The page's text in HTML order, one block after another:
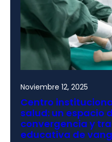
Noviembre 12, 2025
Centro
salud: un espacio
convergencia y
educativa de